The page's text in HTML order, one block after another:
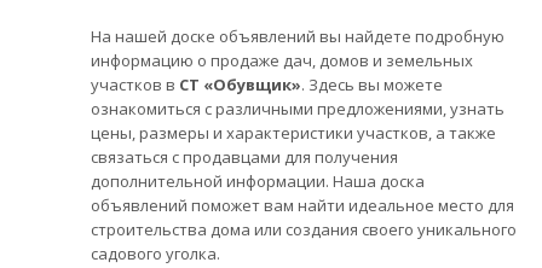
На нашей доске объявлений вы найдете подробную
информацию о продаже дач, домов и земельных
участков в СТ «Обувщик». Здесь вы можете
ознакомиться с различными предложениями, узнать
цены, размеры и характеристики участков, а также
связаться с продавцами для получения
дополнительной информации. Наша доска
объявлений поможет вам найти идеальное место для
строительства дома или создания своего уникального
садового уголка.